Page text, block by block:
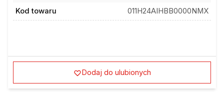
Kod towaru
011H24AIHBB0000NMX
Dodaj do ulubionych